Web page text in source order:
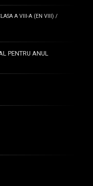
A VIII-A (EN VIII) /
PENTRU ANUL